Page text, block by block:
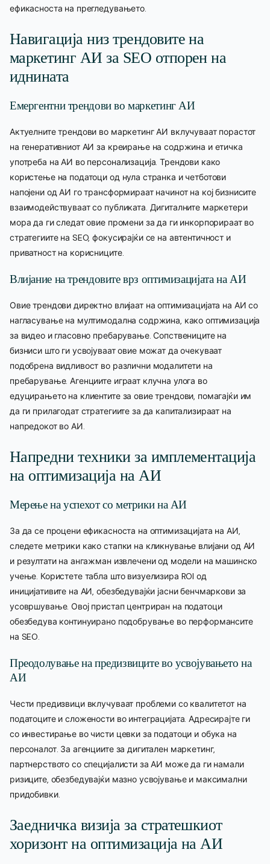
ефикасноста на прегледувањето.
Навигација низ трендовите на
маркетинг АИ за SEO отпорен на
иднината
Емергентни трендови во маркетинг АИ
Актуелните трендови во маркетинг АИ вклучуваат порастот
на генеративниот АИ за креирање на содржина и етичка
употреба на АИ во персонализација. Трендови како
користење на податоци од нула странка и четботови
напојени од АИ го трансформираат начинот на кој бизнисите
взаимодействуваат со публиката. Дигиталните маркетери
мора да ги следат овие промени за да ги инкорпорираат во
стратегиите на SEO, фокусирајќи се на автентичност и
приватност на корисниците.
Влијание на трендовите врз оптимизацијата на АИ
Овие трендови директно влијаат на оптимизацијата на АИ со
нагласување на мултимодална содржина, како оптимизација
за видео и гласовно пребарување. Сопствениците на
бизниси што ги усвојуваат овие можат да очекуваат
подобрена видливост во различни модалитети на
пребарување. Агенциите играат клучна улога во
едуцирањето на клиентите за овие трендови, помагајќи им
да ги прилагодат стратегиите за да капитализираат на
напредокот во АИ.
Напредни техники за имплементација
на оптимизација на АИ
Мерење на успехот со метрики на АИ
За да се процени ефикасноста на оптимизацијата на АИ,
следете метрики како стапки на кликнување влијани од АИ
и резултати на ангажман извлечени од модели на машинско
учење. Користете табла што визуелизира ROI од
иницијативите на АИ, обезбедувајќи јасни бенчмаркови за
усовршување. Овој пристап центриран на податоци
обезбедува континуирано подобрување во перформансите
на SEO.
Преодолување на предизвиците во усвојувањето на
АИ
Чести предизвици вклучуваат проблеми со квалитетот на
податоците и сложености во интеграцијата. Адресирајте ги
со инвестирање во чисти цевки за податоци и обука на
персоналот. За агенциите за дигитален маркетинг,
партнерството со специјалисти за АИ може да ги намали
ризиците, обезбедувајќи мазно усвојување и максимални
придобивки.
Заедничка визија за стратешкиот
хоризонт на оптимизација на АИ